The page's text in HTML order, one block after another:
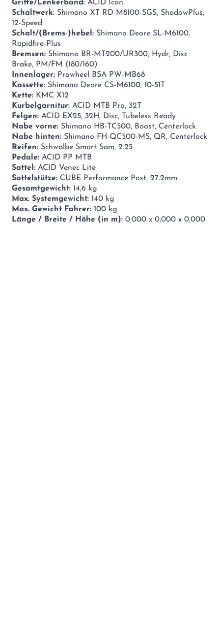
Griffe/Lenkerband: ACID Icon
Schaltwerk: Shimano XT RD-M8100-SGS, ShadowPlus,
12-Speed
Schalt/(Brems-)hebel: Shimano Deore SL-M6100,
Rapidfire-Plus
Bremsen: Shimano BR-MT200/UR300, Hydr, Disc
Brake, PM/FM (180/160)
Innenlager: Prowheel BSA PW-MB68
Kassette: Shimano Deore CS-M6100, 10-51T
Kette: KMC X12
Kurbelgarnitur: ACID MTB Pro, 32T
Felgen: ACID EX25, 32H, Disc, Tubeless Ready
Nabe vorne: Shimano HB-TC500, Boost, Centerlock
Nabe hinten: Shimano FH-QC500-MS, QR, Centerlock
Reifen: Schwalbe Smart Sam, 2.25
Pedale: ACID PP MTB
Sattel: ACID Venec Lite
Sattelstütze: CUBE Performance Post, 27.2mm
Gesamtgewicht: 14,6 kg
Max. Systemgewicht: 140 kg
Max. Gewicht Fahrer: 100 kg
Länge / Breite / Höhe (in m): 0,000 x 0,000 x 0,000